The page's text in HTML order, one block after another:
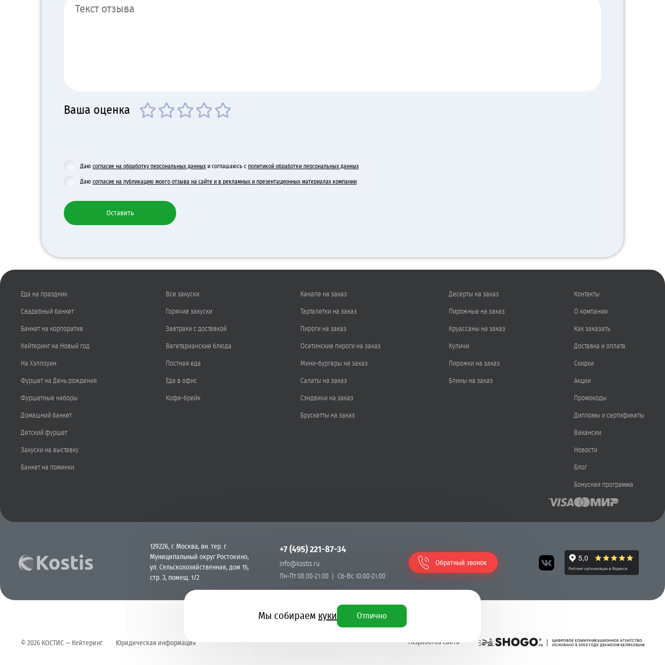
Ваша оценка
Даю согласие на обработку персональных данных и соглашаюсь с политикой обработки персональных данных
Даю согласие на публикацию моего отзыва на сайте и в рекламных и презентационных материалах компании
Оставить
Еда на праздник
Свадебный банкет
Банкет на корпоратив
Кейтеринг на Новый год
На Хэллоуин
Фуршет на День рождения
Фуршетные наборы
Домашний банкет
Детский фуршет
Закуски на выставку
Банкет на поминки
Все закуски
Горячие закуски
Завтраки с доставкой
Вегетарианские блюда
Постная еда
Еда в офис
Кофе-брейк
Канапе на заказ
Тарталетки на заказ
Пироги на заказ
Осетинские пироги на заказ
Мини-бургеры на заказ
Салаты на заказ
Сэндвичи на заказ
Брускетты на заказ
Десерты на заказ
Пирожные на заказ
Круассаны на заказ
Куличи
Пирожки на заказ
Блины на заказ
Контакты
О компании
Как заказать
Доставка и оплата
Скидки
Акции
Промокоды
Дипломы и сертификаты
Вакансии
Новости
Блог
Бонусная программа
129226, г. Москва, вн. тер. г.
Муниципальный округ Ростокино,
ул. Сельскохозяйственная, дом 15,
стр. 3, помещ. 1/2
+7 (495) 221-87-34
info@kostis.ru
Пн-Пт 08:00-21:00
Сб-Вс 10:00-21:00
Обратный звонок
© 2026 КОСТИС — Кейтеринг. Юридическая информация Разработка сайта
Мы собираем куки Отлично